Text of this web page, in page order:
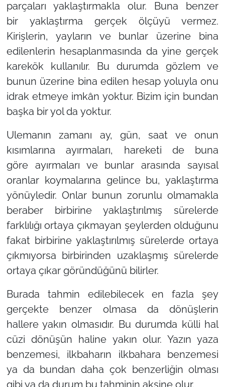
parçaları yaklaştırmakla olur. Buna benzer
bir yaklaştırma gerçek ölçüyü vermez.
Kirişlerin, yayların ve bunlar üzerine bina
edilenlerin hesaplanmasında da yine gerçek
karekök kullanılır. Bu durumda gözlem ve
bunun üzerine bina edilen hesap yoluyla onu
idrak etmeye imkân yoktur. Bizim için bundan
başka bir yol da yoktur.
Ulemanın zamanı ay, gün, saat ve onun
kısımlarına ayırmaları, hareketi de buna
göre ayırmaları ve bunlar arasında sayısal
oranlar koymalarına gelince bu, yaklaştırma
yönüyledir. Onlar bunun zorunlu olmamakla
beraber birbirine yaklaştırılmış sürelerde
farklılığı ortaya çıkmayan şeylerden olduğunu
fakat birbirine yaklaştırılmış sürelerde ortaya
çıkmıyorsa birbirinden uzaklaşmış sürelerde
ortaya çıkar göründüğünü bilirler.
Burada tahmin edilebilecek en fazla şey
gerçekte benzer olmasa da dönüşlerin
hallere yakın olmasıdır. Bu durumda külli hal
cüzi dönüşün haline yakın olur. Yazın yaza
benzemesi, ilkbaharın ilkbahara benzemesi
ya da bundan daha çok benzerliğin olması
gibi ya da durum bu tahminin aksine olur.